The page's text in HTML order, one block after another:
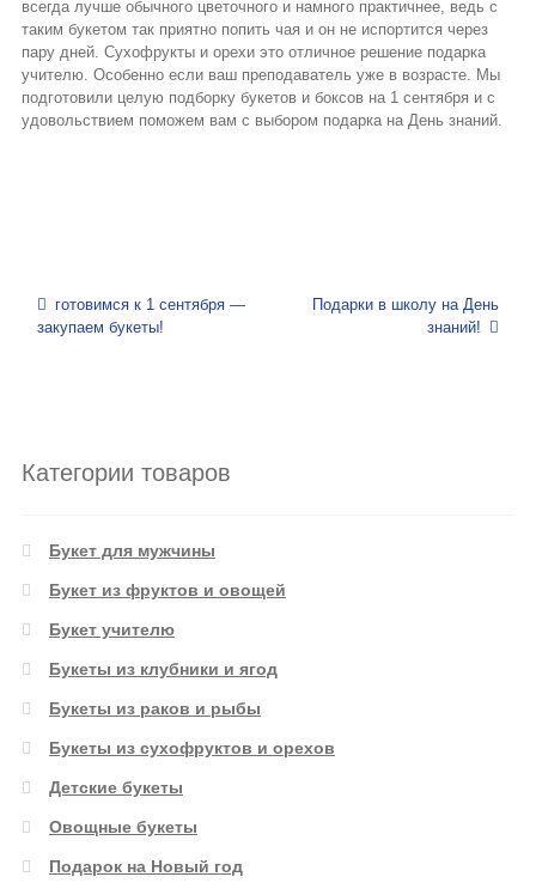
Съедобные Боксы Ящики
Букеты из раков и рыбы
всегда лучше обычного цветочного и намного практичнее, ведь с
таким букетом так приятно попить чая и он не испортится через
пару дней. Сухофрукты и орехи это отличное решение подарка
учителю. Особенно если ваш преподаватель уже в возрасте. Мы
подготовили целую подборку букетов и боксов на 1 сентября и с
удовольствием поможем вам с выбором подарка на День знаний.
Навигация по записям
готовимся к 1 сентября —
закупаем букеты!
Подарки в школу на День
знаний!
Категории товаров
Букет для мужчины
Букет из фруктов и овощей
Букет учителю
Букеты из клубники и ягод
Букеты из раков и рыбы
Букеты из сухофруктов и орехов
Детские букеты
Овощные букеты
Подарок на Новый год